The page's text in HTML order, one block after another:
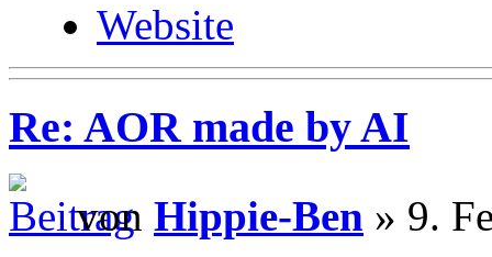
Website
Re: AOR made by AI
von Hippie-Ben » 9.